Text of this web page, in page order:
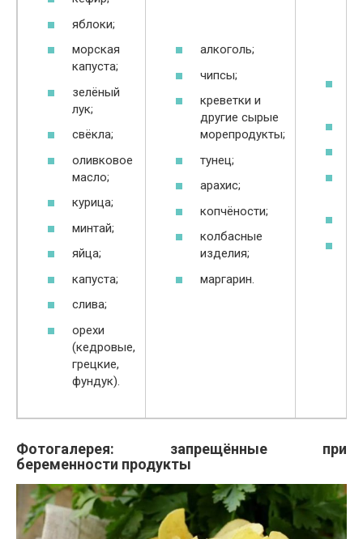
яблоки;
морская
капуста;
зелёный
лук;
свёкла;
оливковое
масло;
курица;
минтай;
яйца;
капуста;
слива;
орехи
(кедровые,
грецкие,
фундук).
алкоголь;
чипсы;
креветки и
другие сырые
морепродукты;
тунец;
арахис;
копчёности;
колбасные
изделия;
маргарин.
Фотогалерея: запрещённые при
беременности продукты